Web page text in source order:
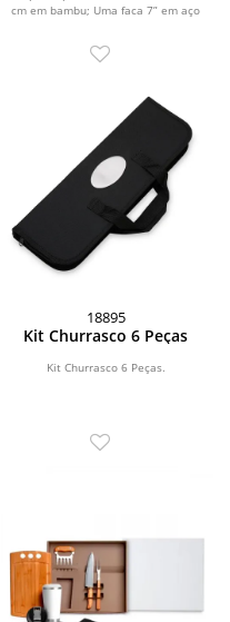
cm em bambu; Uma faca 7” em aço
18895
Kit Churrasco 6 Peças
Kit Churrasco 6 Peças.